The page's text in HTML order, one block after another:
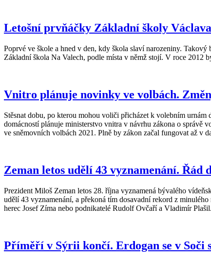
Letošní prvňáčky Základní školy
Poprvé ve škole a hned v den, kdy škola slaví narozeniny.
Základní škola Na Valech, podle místa v němž stojí. V roce 2012
Vnitro plánuje novinky ve volbách.
Stěsnat dobu, po kterou mohou voliči přicházet k volebním
domácností plánuje ministerstvo vnitra v návrhu zákona o
ve sněmovních volbách 2021. Plně by zákon začal fungovat až v
Zeman letos udělí 43 vyznamenání. Řád
Prezident Miloš Zeman letos 28. října vyznamená bývalého
udělí 43 vyznamenání, a překoná tím dosavadní rekord z
herec Josef Zíma nebo podnikatelé Rudolf Ovčaří a Vladimír Plašil.
Příměří v Sýrii končí. Erdogan se v Soči